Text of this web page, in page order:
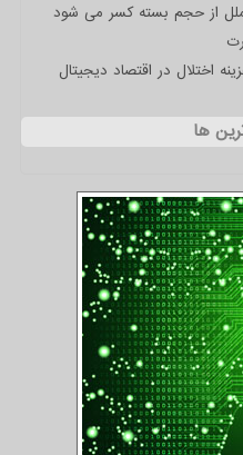
از حجم بسته کسر می شود
اختلال در اقتصاد دیجیتال
ها